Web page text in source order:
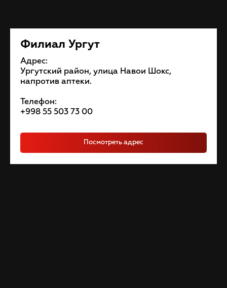
Филиал Ургут
Адрес:
Ургутский район, улица Навои Шокс,
напротив аптеки.
Телефон:
+998 55 503 73 00
Посмотреть адрес